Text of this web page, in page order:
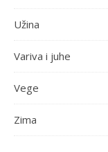
Užina
Variva i juhe
Vege
Zima